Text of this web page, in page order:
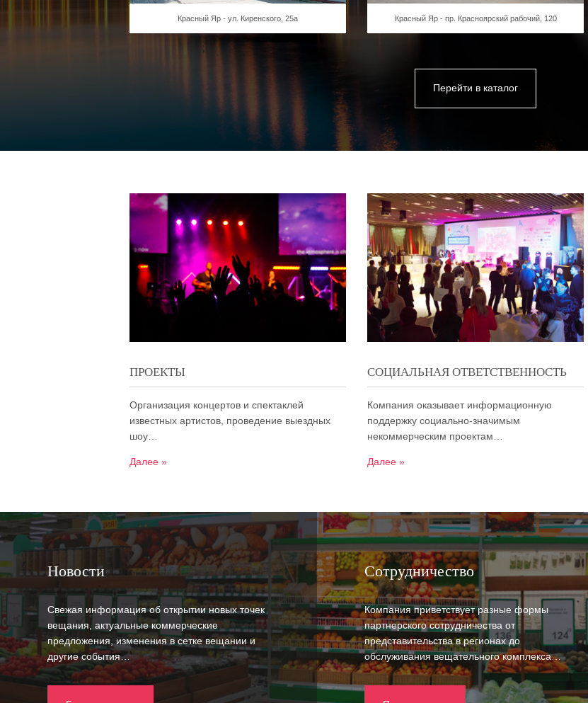
Красный Яр - ул. Киренского, 25а Красный Яр - пр. Красноярский рабочий, 120
Перейти в каталог
ПРОЕКТЫ
Организация концертов и спектаклей
известных артистов, проведение выездных
шоу…
Далее »
СОЦИАЛЬНАЯ ОТВЕТСТВЕННОСТЬ
Компания оказывает информационную
поддержку социально-значимым
некоммерческим проектам…
Далее »
Новости
Свежая информация об открытии новых точек
вещания, актуальные коммерческие
предложения, изменения в сетке вещании и
другие события…
Сотрудничество
Компания приветствует разные формы
партнерского сотрудничества от
представительства в регионах до
обслуживания вещательного комплекса…